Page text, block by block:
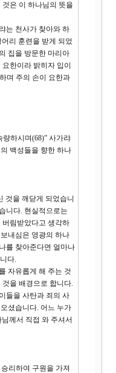
은 이 하나님의 뜻을
는 천사가 찾아와 하
리 훈련을 받게 되었
집을 방문한 마리아
한이라 밝히자 입이
며 주의 손이 요한과
하시며(68)” 사가랴
백성들을 향한 하나
것을 깨닫게 되었습니
니다. 현실적으로는
버림받았다고 생각하
내심은 영광의 하나
를 찾아준다면 얼마나
다.
자유롭게 해 주는 것
을 배경으로 합니다.
들을 사탄과 죄의 사
셨습니다. 어느 누가
께서 직접 와 주셔서
리하여 구원을 가져